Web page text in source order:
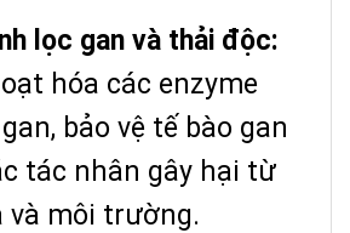
lọc gan và thải độc:
hóa các enzyme
bảo vệ tế bào gan
tác nhân gây hại từ
và môi trường.